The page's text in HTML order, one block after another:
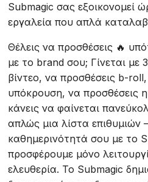
Submagic σας εξοικονομεί
εργαλεία που απλά
Θέλεις να προσθέσεις 🔥
με το brand σου; Γίνεται με
βίντεο, να προσθέσεις b-
υπόκρουση, να προσθέσεις
κάνεις να φαίνεται
απλώς μια λίστα επιθυμιών
καθημερινότητά σου με το
προσφέρουμε μόνο
ελευθερία. Το Submagic